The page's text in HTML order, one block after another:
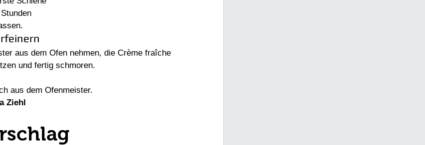
aus dem Ofen nehmen, die Crème fraîche
und fertig schmoren.
aus dem Ofenmeister.
Ziehl